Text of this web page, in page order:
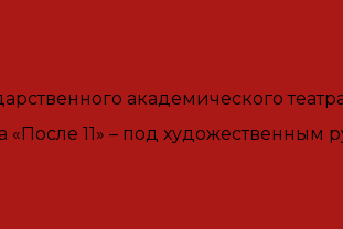
академического
11» – под художественным